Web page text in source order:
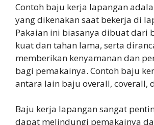
Contoh baju kerja lapangan
yang dikenakan saat bekerja di
Pakaian ini biasanya dibuat dari
kuat dan tahan lama, serta
memberikan kenyamanan dan
bagi pemakainya. Contoh baju
antara lain baju overall, coverall,
Baju kerja lapangan sangat
dapat melindungi pemakainya